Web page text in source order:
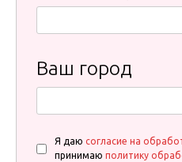
Ваш город
Я даю согласие на
принимаю политику